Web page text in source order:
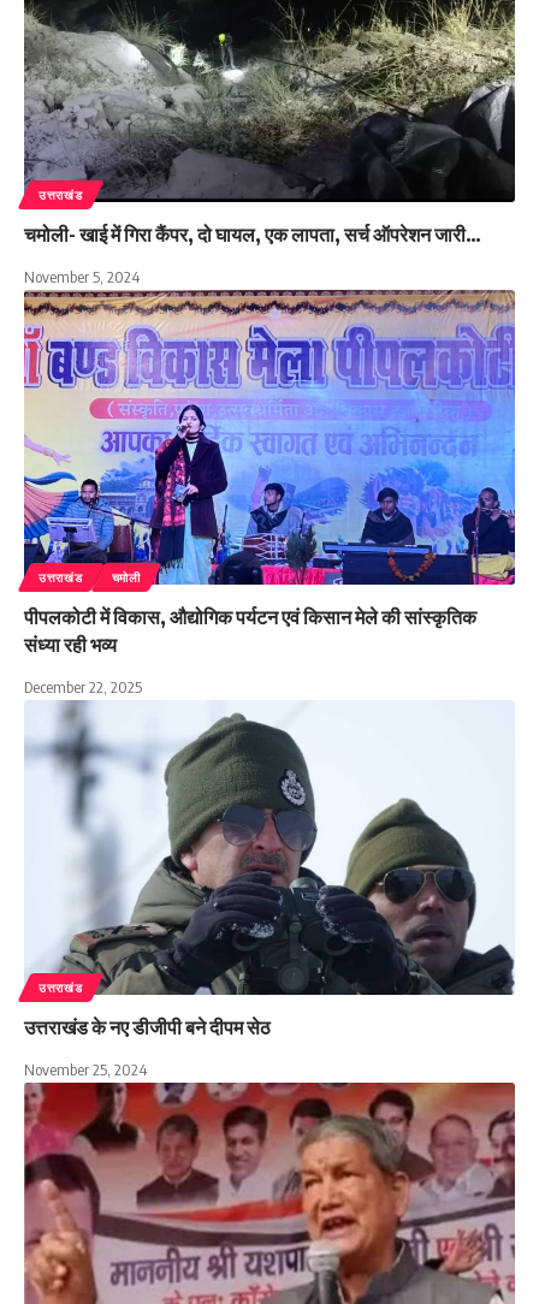
उत्तराखंड
चमोली- खाई में गिरा कैंपर, दो घायल, एक लापता, सर्च ऑपरेशन जारी…
November 5, 2024
उत्तराखंड चमोली
पीपलकोटी में विकास, औद्योगिक पर्यटन एवं किसान मेले की सांस्कृतिक
संध्या रही भव्य
December 22, 2025
उत्तराखंड
उत्तराखंड के नए डीजीपी बने दीपम सेठ
November 25, 2024